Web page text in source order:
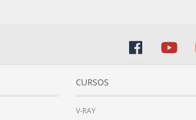
CURSOS
V-RAY